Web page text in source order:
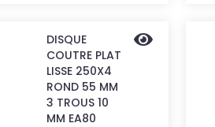
DISQUE
COUTRE PLAT
LISSE 250X4
ROND 55 MM
3 TROUS 10
MM EA80